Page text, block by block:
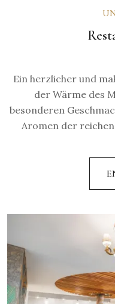
Ein herzlicher und
der Wärme des
besonderen
Aromen der